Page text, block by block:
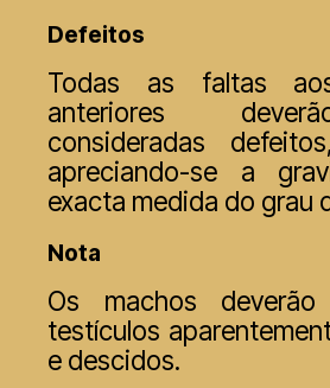
Defeitos
Todas as faltas
anteriores
consideradas
apreciando-se a
exacta medida do grau
Nota
Os machos
testículos
e descidos.